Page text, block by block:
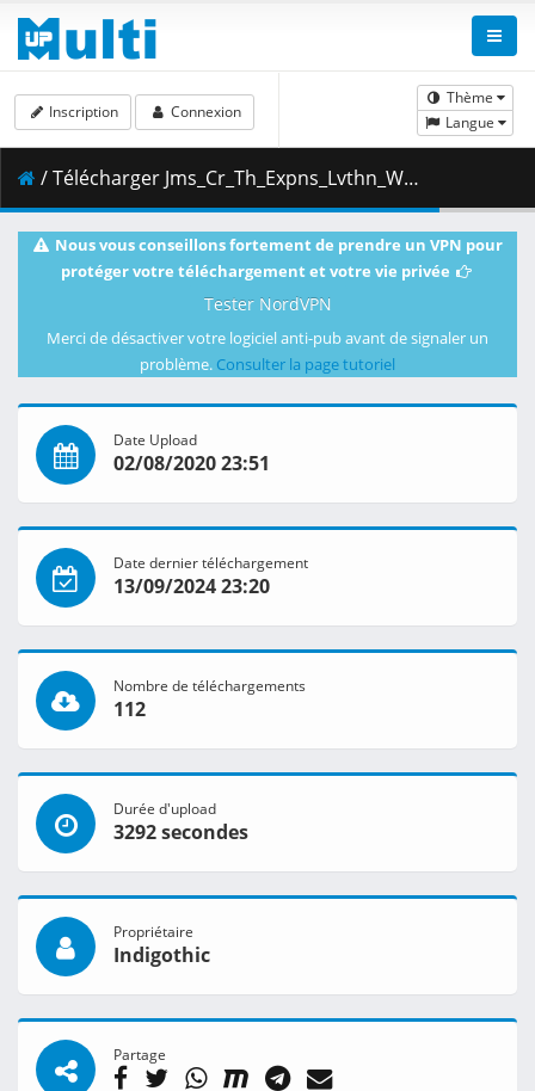
Thème
Langue
Inscription Connexion
/ Télécharger Jms_Cr_Th_Expns_Lvthn_Wks_1-7.zip ( 58.72 MB )
Nous vous conseillons fortement de prendre un VPN pour
protéger votre téléchargement et votre vie privée
Tester NordVPN
Merci de désactiver votre logiciel anti-pub avant de signaler un
problème. Consulter la page tutoriel
Date Upload
02/08/2020 23:51
Date dernier téléchargement
13/09/2024 23:20
Nombre de téléchargements
112
Durée d'upload
3292 secondes
Propriétaire
Indigothic
Partage